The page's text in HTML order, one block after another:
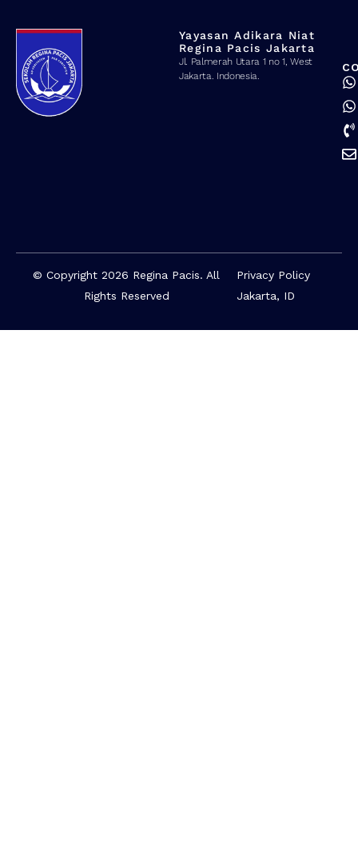
Yayasan Adikara Niat
Regina Pacis Jakarta
Jl. Palmerah Utara 1 no 1, West
Jakarta. Indonesia.
© Copyright 2026 Regina Pacis. All
Rights Reserved
Privacy Policy
Jakarta, ID